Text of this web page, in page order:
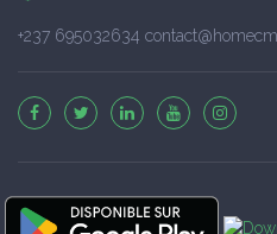
+237 695032634